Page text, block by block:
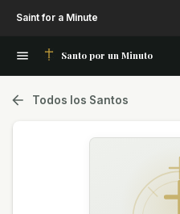
Saint for a Minute
Santo por un Minuto
Todos los Santos